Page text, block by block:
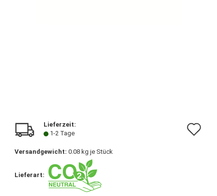
Lieferzeit:
1-2 Tage
Versandgewicht: 0.08 kg je Stück
Lieferart: